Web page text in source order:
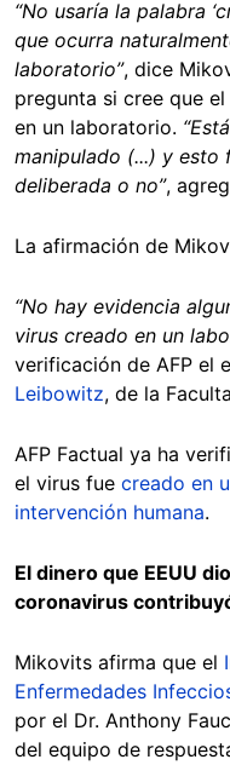
“No usaría la palabra
que ocurra
laboratorio”, dice
pregunta si cree que
en un laboratorio.
manipulado (...) y esto
deliberada o no”,
La afirmación de
“No hay evidencia
virus creado en un
verificación de AFP el
Leibowitz, de la
AFP Factual ya ha
el virus fue creado en
intervención humana.
El dinero que EEUU
coronavirus
Mikovits afirma que el
Enfermedades
por el Dr. Anthony
del equipo de